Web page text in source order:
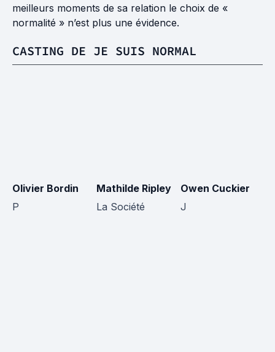
meilleurs moments de sa relation le choix de «
normalité » n’est plus une évidence.
CASTING DE JE SUIS NORMAL
Olivier Bordin
P
Mathilde Ripley
La Société
Owen Cuckier
J